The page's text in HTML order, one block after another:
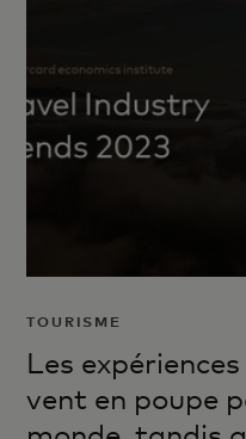
TOURISME
Les
vent en poupe